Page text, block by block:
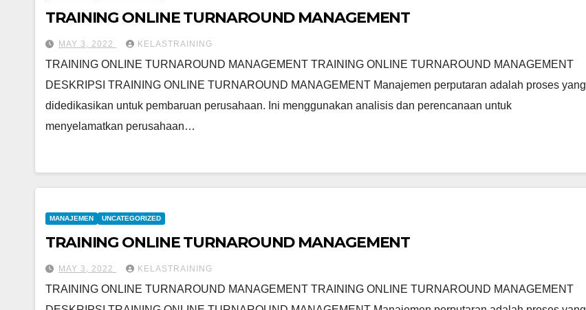
TRAINING ONLINE TURNAROUND MANAGEMENT
MAY 3, 2022 KELASTRAINING
TRAINING ONLINE TURNAROUND MANAGEMENT TRAINING ONLINE TURNAROUND MANAGEMENT
DESKRIPSI TRAINING ONLINE TURNAROUND MANAGEMENT Manajemen perputaran adalah proses yang
didedikasikan untuk pembaruan perusahaan. Ini menggunakan analisis dan perencanaan untuk
menyelamatkan perusahaan…
MANAJEMEN UNCATEGORIZED
TRAINING ONLINE TURNAROUND MANAGEMENT
MAY 3, 2022 KELASTRAINING
TRAINING ONLINE TURNAROUND MANAGEMENT TRAINING ONLINE TURNAROUND MANAGEMENT